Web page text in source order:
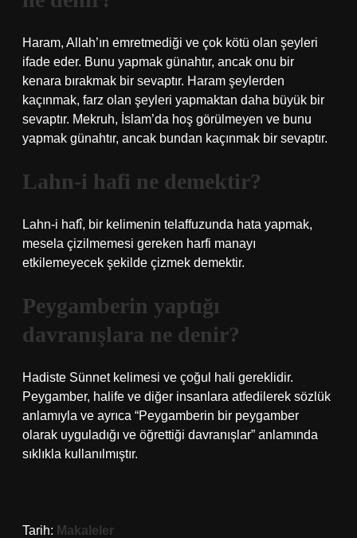
Haram, Allah’ın emretmediği ve çok kötü olan şeyleri
ifade eder. Bunu yapmak günahtır, ancak onu bir
kenara bırakmak bir sevaptır. Haram şeylerden
kaçınmak, farz olan şeyleri yapmaktan daha büyük bir
sevaptır. Mekruh, İslam’da hoş görülmeyen ve bunu
yapmak günahtır, ancak bundan kaçınmak bir sevaptır.
Lahn-i hafi ne demektir?
Lahn-i hafî, bir kelimenin telaffuzunda hata yapmak,
mesela çizilmemesi gereken harfi manayı
etkilemeyecek şekilde çizmek demektir.
Peygamberin yaptığı
davranışlara ne denir?
Hadiste Sünnet kelimesi ve çoğul hali gereklidir.
Peygamber, halife ve diğer insanlara atfedilerek sözlük
anlamıyla ve ayrıca “Peygamberin bir peygamber
olarak uyguladığı ve öğrettiği davranışlar” anlamında
sıklıkla kullanılmıştır.
Tarih: Makaleler